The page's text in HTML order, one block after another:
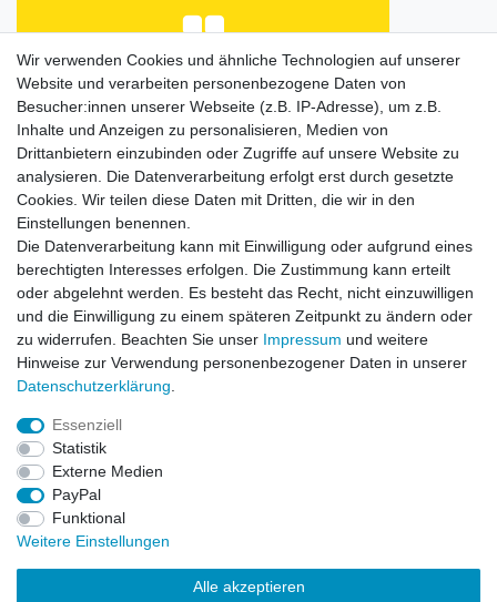
Habe Angelkayak gekauft, bin mit Abwicklung und
Preis zufrieden. Was fehlt, ist eine Beschreibung
Horst L., Steinach
Datum der Veröffentlichung: 26.07.2026
Datum der Kauferfahrung: 16.07.2026
253 Bewertungen
Impressum
Widerrufs­recht
Versandinformationen
Wir verwenden Cookies und ähnliche Technologien auf unserer
Website und verarbeiten personenbezogene Daten von
Besucher:innen unserer Webseite (z.B. IP-Adresse), um z.B.
Inhalte und Anzeigen zu personalisieren, Medien von
Drittanbietern einzubinden oder Zugriffe auf unsere Website zu
analysieren. Die Datenverarbeitung erfolgt erst durch gesetzte
Cookies. Wir teilen diese Daten mit Dritten, die wir in den
Einstellungen benennen.
Die Datenverarbeitung kann mit Einwilligung oder aufgrund eines
berechtigten Interesses erfolgen. Die Zustimmung kann erteilt
oder abgelehnt werden. Es besteht das Recht, nicht einzuwilligen
und die Einwilligung zu einem späteren Zeitpunkt zu ändern oder
zu widerrufen. Beachten Sie unser Impressum und weitere
Hinweise zur Verwendung personenbezogener Daten in unserer
Daten­schutz­erklärung
Essenziell
Statistik
Externe Medien
PayPal
Funktional
Weitere Einstellungen
Alle akzeptieren